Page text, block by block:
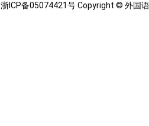
浙ICP备05074421号 Copyright © 外国